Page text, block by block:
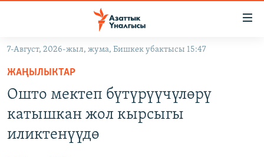
Навигацияга
өтүңүз
Издөөгө
салыңыз
7-Август, 2026-жыл, жума, Бишкек убактысы 15:47
ЖАҢЫЛЫКТАР
Ошто мектеп бүтүрүүчүлөрү
катышкан жол кырсыгы
иликтенүүдө